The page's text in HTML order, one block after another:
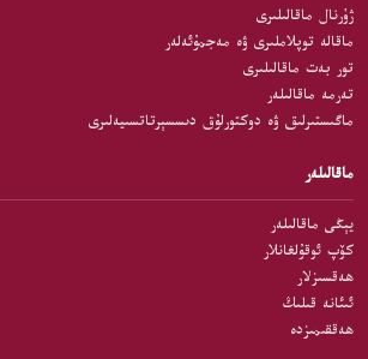
ژۇرنال ماقالىلىرى
ماقالە توپلاملىرى ۋە مەجمۇئەلەر
تور بەت ماقالىلىرى
تەرمە ماقالىلەر
ماگىستىرلىق ۋە دوكتورلۇق دىسسېرتاتسىيەلىرى
ماقالىلەر
يېڭى ماقالىلەر
كۆپ ئوقۇلغانلار
ھەقسىزلار
ئىئانە قىلىڭ
ھەققىمىزدە